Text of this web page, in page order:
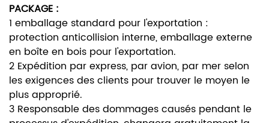
PACKAGE :
1 emballage standard pour l'exportation :
protection anticollision interne, emballage externe
en boîte en bois pour l'exportation.
2 Expédition par express, par avion, par mer selon
les exigences des clients pour trouver le moyen le
plus approprié.
3 Responsable des dommages causés pendant le